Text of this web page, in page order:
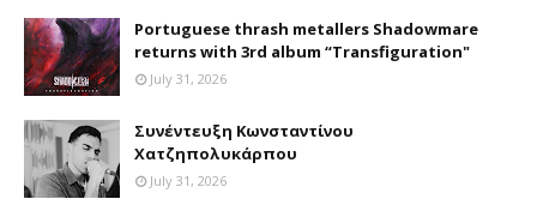
Portuguese thrash metallers Shadowmare
returns with 3rd album “Transfiguration"
July 31, 2026
Συνέντευξη Κωνσταντίνου
Χατζηπολυκάρπου
July 31, 2026